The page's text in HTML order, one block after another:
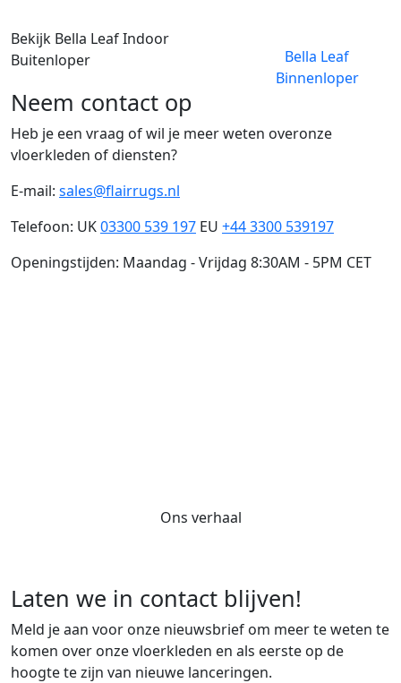
Bekijk Bella Leaf Indoor
Buitenloper
Bella Leaf
Binnenloper
Neem contact op
Heb je een vraag of wil je meer weten overonze
vloerkleden of diensten?
E-mail: sales@flairrugs.nl
Telefoon: UK03300 539 197 EU +44 3300 539197
Openingstijden: Maandag - Vrijdag 8:30AM - 5PM CET
Ons verhaal
Laten we in contact blijven!
Meld je aan voor onze nieuwsbrief om meer te weten te
komen over onze vloerkleden en als eerste op de
hoogte te zijn van nieuwe lanceringen.